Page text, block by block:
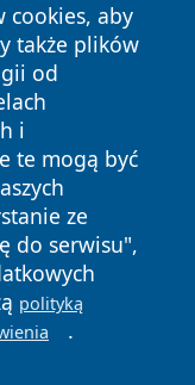
cookies, aby
także plików
od
i
te mogą być
ze
do serwisu",
polityką
.
prawa
Polityka
Cookies